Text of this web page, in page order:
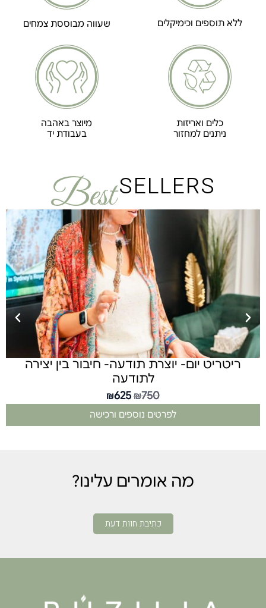
ללא תוספים וכימיקלים שעווה מבוססת צמחים
כלים ואריזות
ניתנים למחזור
מיוצר באהבה
בעבודת יד
SELLERS
Best
ריטריט יום- יוצרת תודעה- חיבור בין יצירה
לתודעה
₪750
₪625
לפרטים נוספים ורכישה
מה אומרים עלינו?
כתיבת חוות דעת